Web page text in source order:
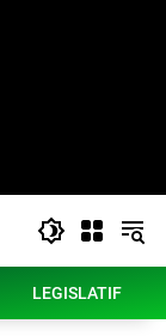
LEGISLATIF